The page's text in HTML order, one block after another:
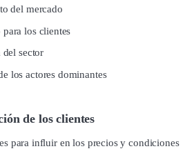
del mercado
los clientes
del sector
los actores dominantes
de los clientes
para influir en los precios y condiciones